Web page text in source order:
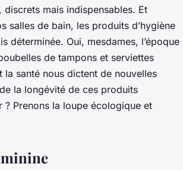
mais indispensables. Et
salles de bain, les produits d’hygiène
déterminée. Oui, mesdames, l’époque
de tampons et serviettes
la santé nous dictent de nouvelles
la longévité de ces produits
Prenons la loupe écologique et